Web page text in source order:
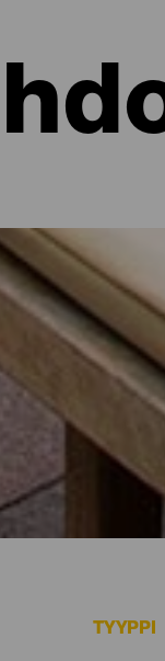
jossa on
yli 700
Isla Bonitan
TYYPPI